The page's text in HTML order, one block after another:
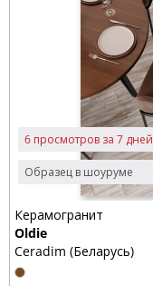
Образец в шоуруме
6 просмотров за 7 дней
Керамогранит
Oldie
Ceradim (Беларусь)